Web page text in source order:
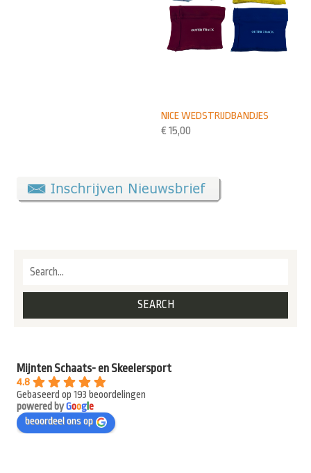
NICE WEDSTRIJDBANDJES
€ 15,00
Mijnten Schaats- en Skeelersport
4.8
Gebaseerd op 193 beoordelingen
powered byGoogle
beoordeel ons op